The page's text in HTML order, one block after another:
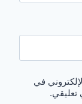
في
تعليقي.